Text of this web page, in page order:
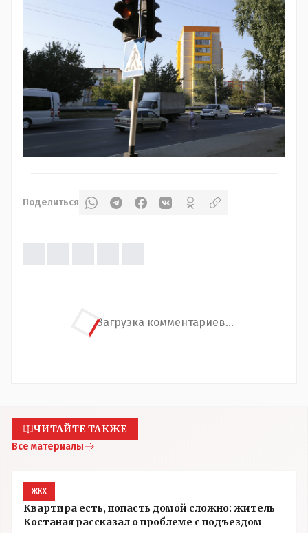
Поделиться
Загрузка комментариев...
ЧИТАЙТЕ ТАКЖЕ
Все материалы
ЖКХ
Квартира есть, попасть домой сложно: житель
Костаная рассказал о проблеме с подъездом